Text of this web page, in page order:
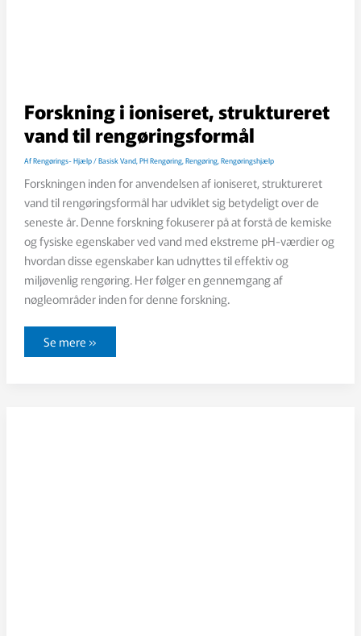
Forskning i ioniseret, struktureret
vand til rengøringsformål
AfRengørings- Hjælp/Basisk Vand, PH Rengøring, Rengøring, Rengøringshjælp
Forskningen inden for anvendelsen af ioniseret, struktureret
vand til rengøringsformål har udviklet sig betydeligt over de
seneste år. Denne forskning fokuserer på at forstå de kemiske
og fysiske egenskaber ved vand med ekstreme pH-værdier og
hvordan disse egenskaber kan udnyttes til effektiv og
miljøvenlig rengøring. Her følger en gennemgang af
nøgleområder inden for denne forskning.
Forskning
i
ioniseret,
Se mere »